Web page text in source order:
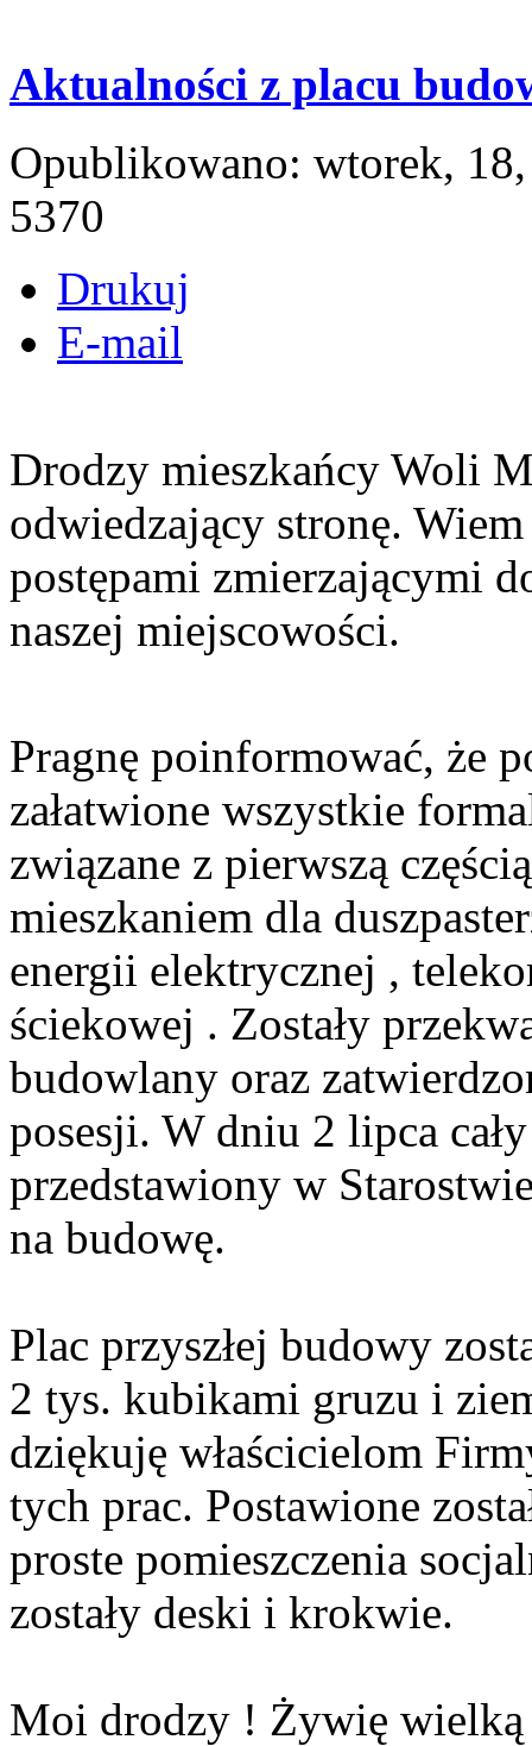
Aktualności z placu
Opublikowano: wtorek,
5370
Drukuj
E-mail
Drodzy mieszkańcy Woli
odwiedzający stronę.
postępami zmierzającymi
naszej miejscowości.
Pragnę poinformować, że
załatwione wszystkie
związane z pierwszą
mieszkaniem dla
energii elektrycznej ,
ściekowej . Zostały
budowlany oraz
posesji. W dniu 2 lipca
przedstawiony w
na budowę.
Plac przyszłej budowy
2 tys. kubikami gruzu i
dziękuję właścicielom
tych prac. Postawione
proste pomieszczenia
zostały deski i krokwie.
Moi drodzy ! Żywię wielką